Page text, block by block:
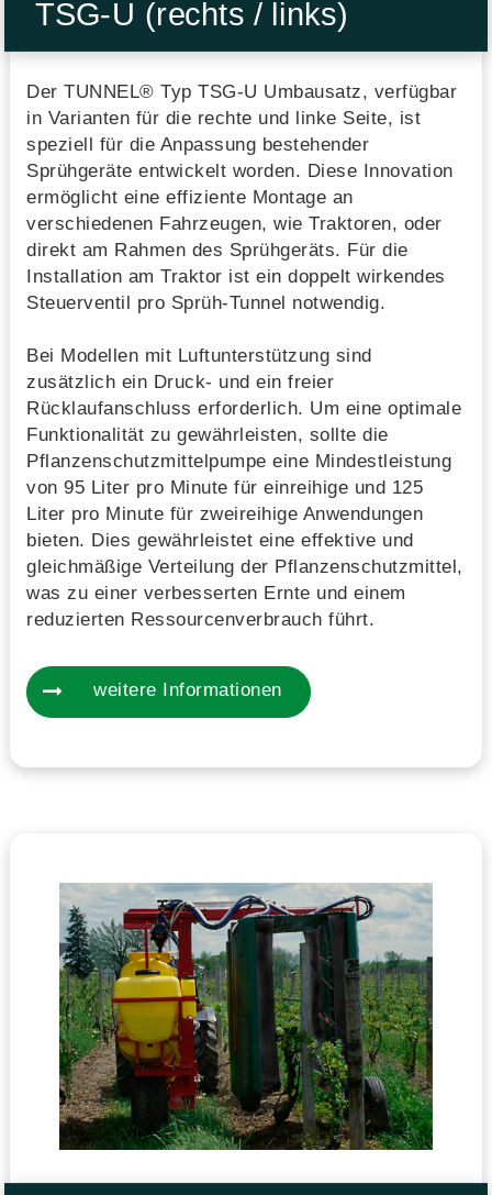
TSG-U (rechts / links)
Der TUNNEL® Typ TSG-U Umbausatz, verfügbar
in Varianten für die rechte und linke Seite, ist
speziell für die Anpassung bestehender
Sprühgeräte entwickelt worden. Diese Innovation
ermöglicht eine effiziente Montage an
verschiedenen Fahrzeugen, wie Traktoren, oder
direkt am Rahmen des Sprühgeräts. Für die
Installation am Traktor ist ein doppelt wirkendes
Steuerventil pro Sprüh-Tunnel notwendig.
Bei Modellen mit Luftunterstützung sind
zusätzlich ein Druck- und ein freier
Rücklaufanschluss erforderlich. Um eine optimale
Funktionalität zu gewährleisten, sollte die
Pflanzenschutzmittelpumpe eine Mindestleistung
von 95 Liter pro Minute für einreihige und 125
Liter pro Minute für zweireihige Anwendungen
bieten. Dies gewährleistet eine effektive und
gleichmäßige Verteilung der Pflanzenschutzmittel,
was zu einer verbesserten Ernte und einem
reduzierten Ressourcenverbrauch führt.
weitere Informationen